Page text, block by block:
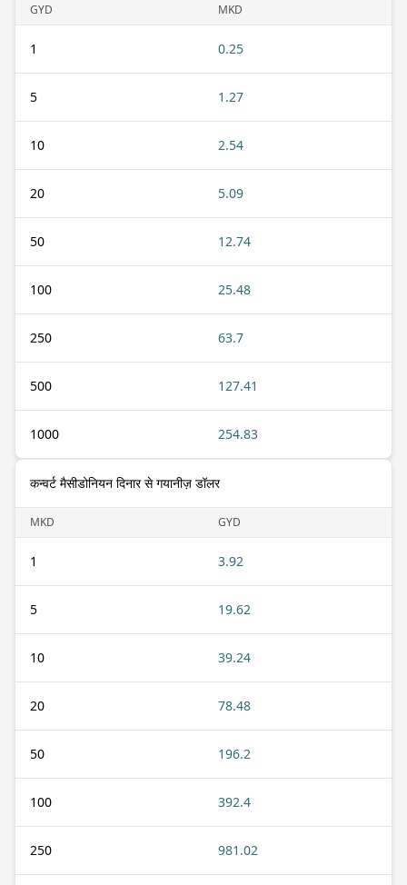
GYD MKD
1 0.25
5 1.27
10 2.54
20 5.09
50 12.74
100 25.48
250 63.7
500 127.41
1000 254.83
कन्वर्ट मैसीडोनियन दिनार से गयानीज़ डॉलर
MKD GYD
1 3.92
5 19.62
10 39.24
20 78.48
50 196.2
100 392.4
250 981.02